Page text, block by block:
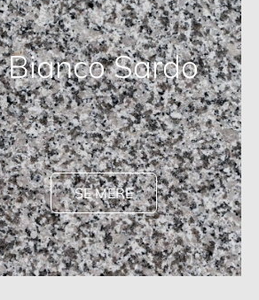
Bianco Sardo
SE MERE